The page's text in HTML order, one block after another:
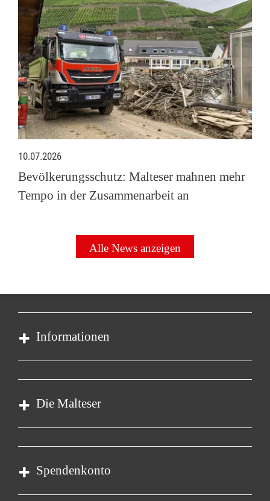
10.07.2026
Bevölkerungsschutz: Malteser mahnen mehr
Tempo in der Zusammenarbeit an
Alle News anzeigen
Informationen
Impressum
Datenschutz
Die Malteser
Malteser in Deutschland
Malteserorden
Spendenkonto